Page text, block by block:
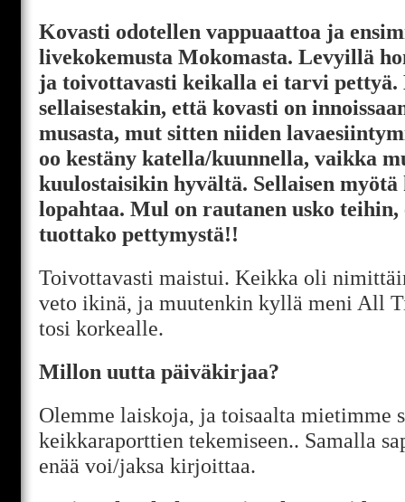
Kovasti odotellen vappuaattoa ja
livekokemusta Mokomasta. Levyillä
ja toivottavasti keikalla ei tarvi pettyä.
sellaisestakin, että kovasti on
musasta, mut sitten niiden
oo kestäny katella/kuunnella, vaikka
kuulostaisikin hyvältä. Sellaisen
lopahtaa. Mul on rautanen usko
tuottako pettymystä!!
Toivottavasti maistui. Keikka oli
veto ikinä, ja muutenkin kyllä meni All
tosi korkealle.
Millon uutta päiväkirjaa?
Olemme laiskoja, ja toisaalta mietimme
keikkaraporttien tekemiseen.. Samalla
enää voi/jaksa kirjoittaa.